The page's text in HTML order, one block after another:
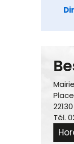
Tél.